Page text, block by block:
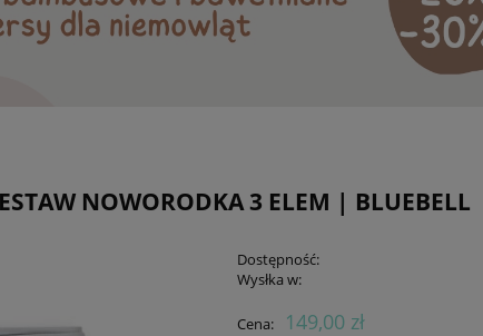
NOWORODKA 3 ELEM | BLUEBELL
Dostępność:
Wysłka w:
Cena: 149,00 zł